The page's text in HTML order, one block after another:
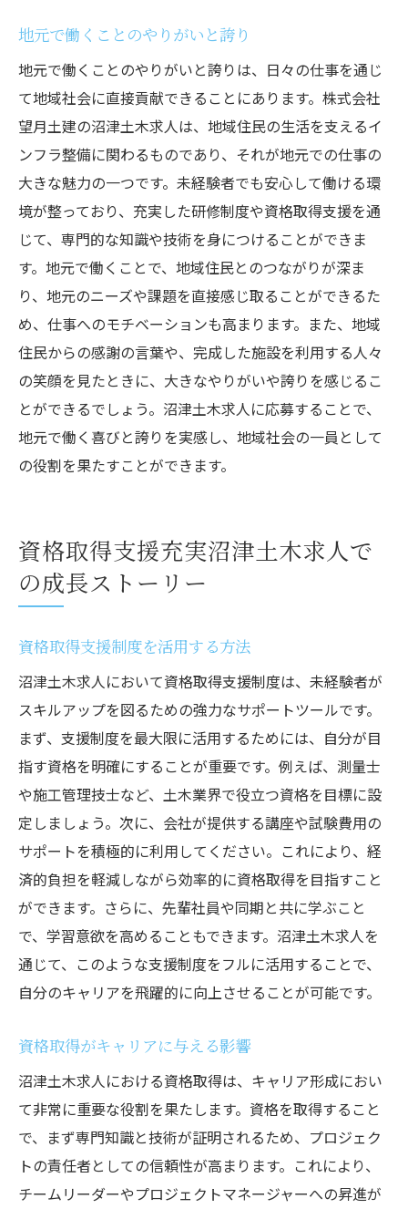
地元で働くことのやりがいと誇り
地元で働くことのやりがいと誇りは、日々の仕事を通じ
て地域社会に直接貢献できることにあります。株式会社
望月土建の沼津土木求人は、地域住民の生活を支えるイ
ンフラ整備に関わるものであり、それが地元での仕事の
大きな魅力の一つです。未経験者でも安心して働ける環
境が整っており、充実した研修制度や資格取得支援を通
じて、専門的な知識や技術を身につけることができま
す。地元で働くことで、地域住民とのつながりが深ま
り、地元のニーズや課題を直接感じ取ることができるた
め、仕事へのモチベーションも高まります。また、地域
住民からの感謝の言葉や、完成した施設を利用する人々
の笑顔を見たときに、大きなやりがいや誇りを感じるこ
とができるでしょう。沼津土木求人に応募することで、
地元で働く喜びと誇りを実感し、地域社会の一員として
の役割を果たすことができます。
資格取得支援充実沼津土木求人で
の成長ストーリー
資格取得支援制度を活用する方法
沼津土木求人において資格取得支援制度は、未経験者が
スキルアップを図るための強力なサポートツールです。
まず、支援制度を最大限に活用するためには、自分が目
指す資格を明確にすることが重要です。例えば、測量士
や施工管理技士など、土木業界で役立つ資格を目標に設
定しましょう。次に、会社が提供する講座や試験費用の
サポートを積極的に利用してください。これにより、経
済的負担を軽減しながら効率的に資格取得を目指すこと
ができます。さらに、先輩社員や同期と共に学ぶこと
で、学習意欲を高めることもできます。沼津土木求人を
通じて、このような支援制度をフルに活用することで、
自分のキャリアを飛躍的に向上させることが可能です。
資格取得がキャリアに与える影響
沼津土木求人における資格取得は、キャリア形成におい
て非常に重要な役割を果たします。資格を取得すること
で、まず専門知識と技術が証明されるため、プロジェク
トの責任者としての信頼性が高まります。これにより、
チームリーダーやプロジェクトマネージャーへの昇進が